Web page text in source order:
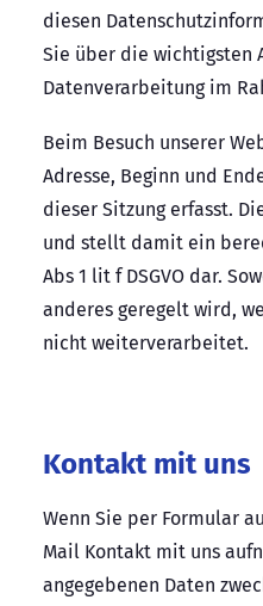
diesen
Sie über die wichtigsten
Datenverarbeitung im
Beim Besuch unserer
Adresse, Beginn und
dieser Sitzung erfasst.
und stellt damit ein
Abs 1 lit f DSGVO dar.
anderes geregelt wird,
nicht weiterverarbeitet.
Kontakt mit uns
Wenn Sie per Formular
Mail Kontakt mit uns
angegebenen Daten